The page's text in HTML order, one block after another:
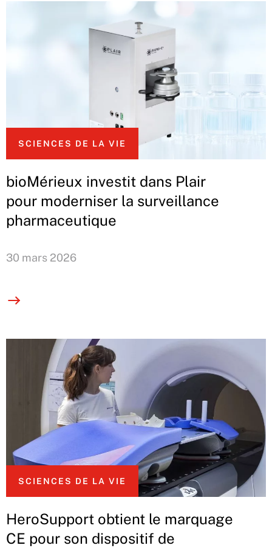
SCIENCES DE LA VIE
bioMérieux investit dans Plair
pour moderniser la surveillance
pharmaceutique
30 mars 2026
SCIENCES DE LA VIE
HeroSupport obtient le marquage
CE pour son dispositif de